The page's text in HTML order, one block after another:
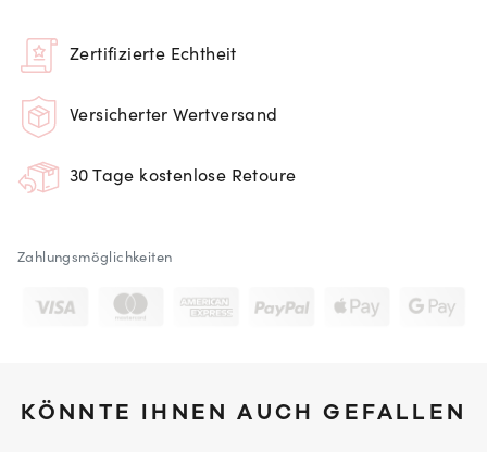
Zertifizierte Echtheit
Versicherter Wertversand
30 Tage kostenlose Retoure
Zahlungsmöglichkeiten
KÖNNTE IHNEN AUCH GEFALLEN